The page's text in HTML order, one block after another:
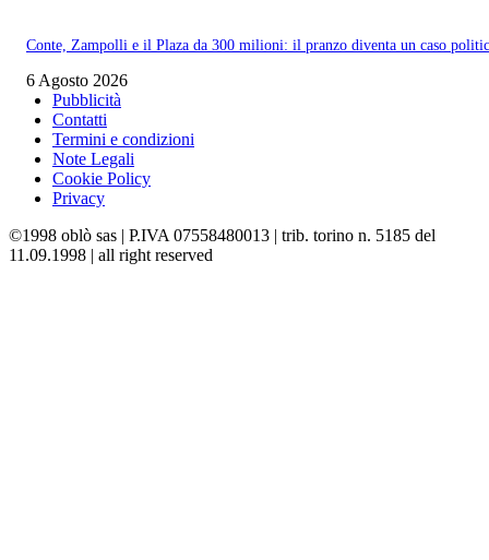
Conte, Zampolli e il Plaza da 300 milioni: il pranzo diventa un caso
6 Agosto 2026
Pubblicità
Contatti
Termini e condizioni
Note Legali
Cookie Policy
Privacy
©1998 oblò sas | P.IVA 07558480013 | trib. torino n. 5185 del
11.09.1998 | all right reserved